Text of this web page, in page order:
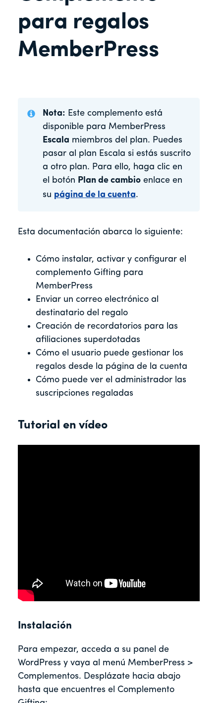
para regalos
MemberPress
Nota: Este complemento está
disponible para MemberPress
Escala miembros del plan. Puedes
pasar al plan Escala si estás suscrito
a otro plan. Para ello, haga clic en
el botón Plan de cambioenlace en
su página de la cuenta.
Esta documentación abarca lo siguiente:
Cómo instalar, activar y configurar el
complemento Gifting para
MemberPress
Enviar un correo electrónico al
destinatario del regalo
Creación de recordatorios para las
afiliaciones superdotadas
Cómo el usuario puede gestionar los
regalos desde la página de la cuenta
Cómo puede ver el administrador las
suscripciones regaladas
Tutorial en vídeo
Instalación
Para empezar, acceda a su panel de
WordPress y vaya al menú MemberPress >
Complementos. Desplázate hacia abajo
hasta que encuentres el Complemento